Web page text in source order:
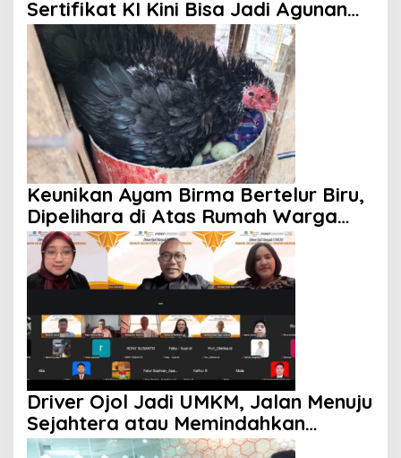
Sertifikat KI Kini Bisa Jadi Agunan
KUR
Keunikan Ayam Birma Bertelur Biru,
Dipelihara di Atas Rumah Warga
Jakarta Selatan
Driver Ojol Jadi UMKM, Jalan Menuju
Sejahtera atau Memindahkan
Beban?